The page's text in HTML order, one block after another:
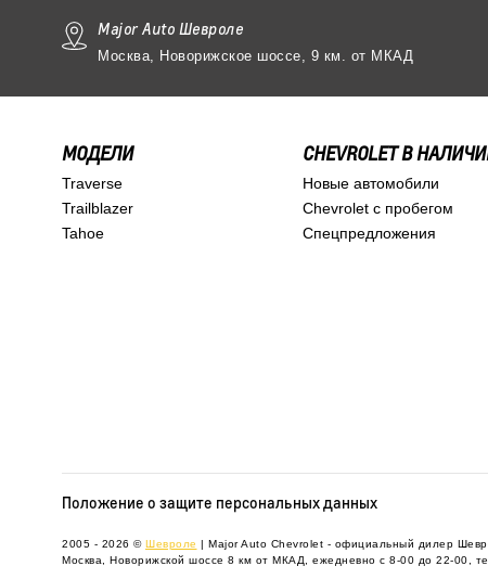
Major Auto Шевроле
Москва, Новорижское шоссе, 9 км. от МКАД
МОДЕЛИ
Traverse
Trailblazer
Tahoe
CHEVROLET В
Новые автомобили
Chevrolet с пробегом
Спецпредложения
Положение о защите персональных данных
2005 - 2026 © Шевроле | Major Auto Chevrolet - официальный дилер
Москва, Новорижской шоссе 8 км от МКАД, ежедневно с 8-00 до 22-00,